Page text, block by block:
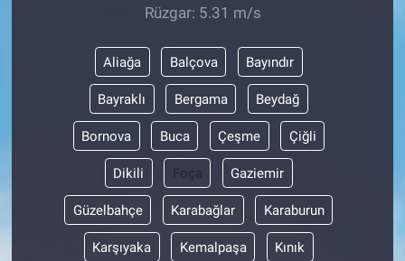
Rüzgar: 5.31 m/s
Aliağa Balçova Bayındır
Bayraklı Bergama Beydağ
Bornova Buca Çeşme Çiğli
Dikili Foça Gaziemir
Güzelbahçe Karabağlar Karaburun
Karşıyaka Kemalpaşa Kınık